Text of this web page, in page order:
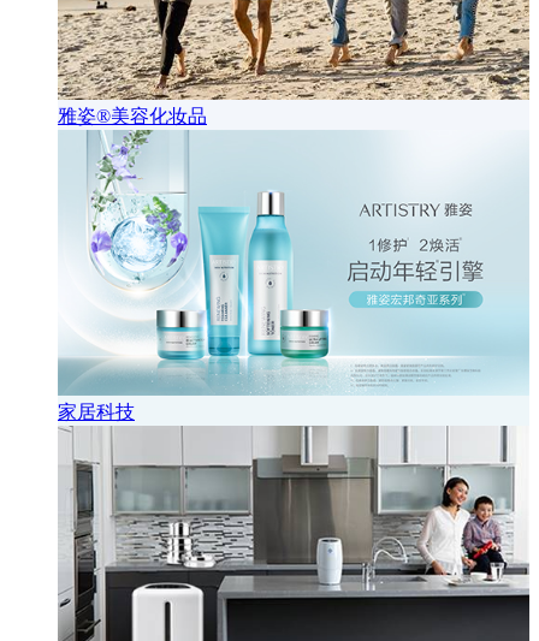
雅姿®美容化妆品
家居科技